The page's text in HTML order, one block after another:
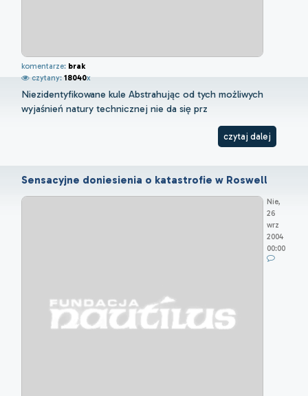
komentarze: brak
czytany: 18040x
Niezidentyfikowane kule Abstrahując od tych możliwych
wyjaśnień natury technicznej nie da się prz
czytaj dalej
Sensacyjne doniesienia o katastrofie w Roswell
Nie,
26
wrz
2004
00:00